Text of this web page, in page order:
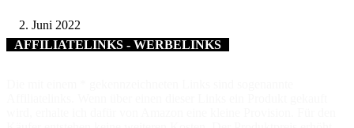
2. Juni 2022
AFFILIATELINKS - WERBELINKS